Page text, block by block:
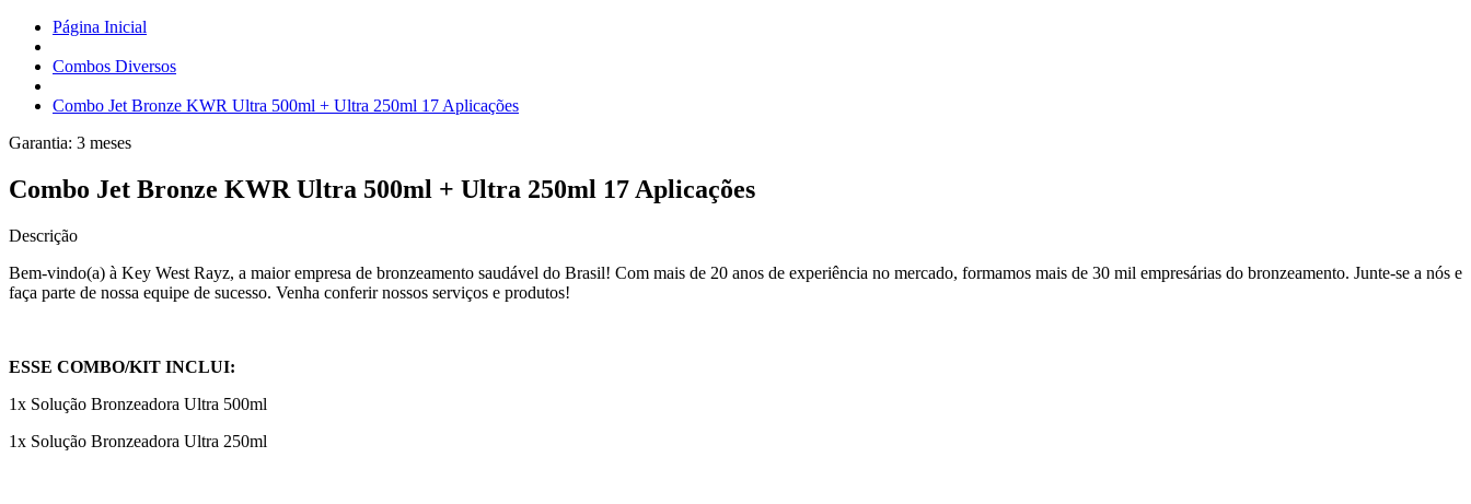
Página Inicial
Combos Diversos
Combo Jet Bronze KWR Ultra 500ml + Ultra 250ml 17 Aplicações
Garantia: 3 meses
Combo Jet Bronze KWR Ultra 500ml + Ultra 250ml 17 Aplicações
Descrição
Bem-vindo(a) à Key West Rayz, a maior empresa de bronzeamento saudável do Brasil! Com mais de 20 anos de experiência no mercado, formamos mais de 30 mil empresárias do bronzeamento. Junte-se a nós e
faça parte de nossa equipe de sucesso. Venha conferir nossos serviços e produtos!
ESSE COMBO/KIT INCLUI:
1x Solução Bronzeadora Ultra 500ml
1x Solução Bronzeadora Ultra 250ml